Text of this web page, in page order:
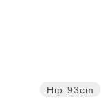
Hip 93cm